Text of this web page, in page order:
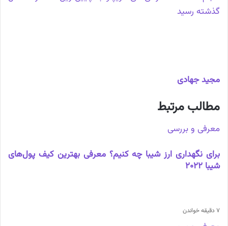
گذشته رسید
مجید جهادی
مطالب مرتبط
معرفی و بررسی
برای نگهداری ارز شیبا چه کنیم؟ معرفی بهترین کیف پول‌های
شیبا 2022
7 دقیقه خواندن